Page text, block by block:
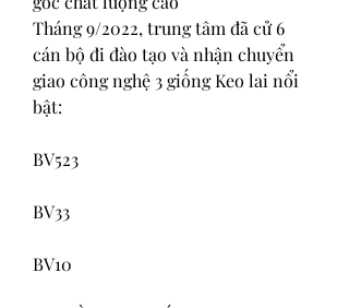
Tháng 9/2022, trung tâm đã cử 6
cán bộ đi đào tạo và nhận chuyển
giao công nghệ 3 giống Keo lai nổi
bật:
BV523
BV33
BV10